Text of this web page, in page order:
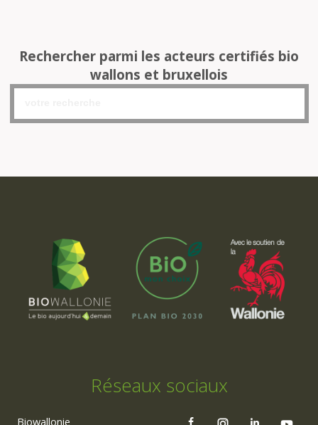
Rechercher parmi les acteurs certifiés bio
wallons et bruxellois
Réseaux sociaux
Biowallonie